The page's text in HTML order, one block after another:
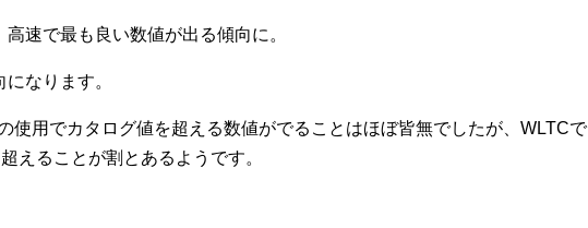
速で最も良い数値が出る傾向に。
なります。
使用でカタログ値を超える数値がでることはほぼ皆無でしたが、WLTCで
えることが割とあるようです。